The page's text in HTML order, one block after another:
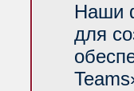
Наши
для